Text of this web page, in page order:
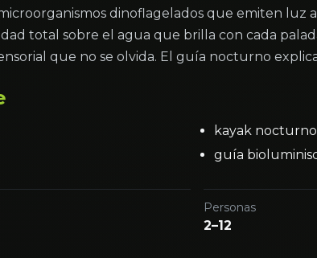
dinoflagelados que emiten luz
total sobre el agua que brilla con cada
que no se olvida. El guía nocturno
kayak nocturno
guía
Personas
2–12